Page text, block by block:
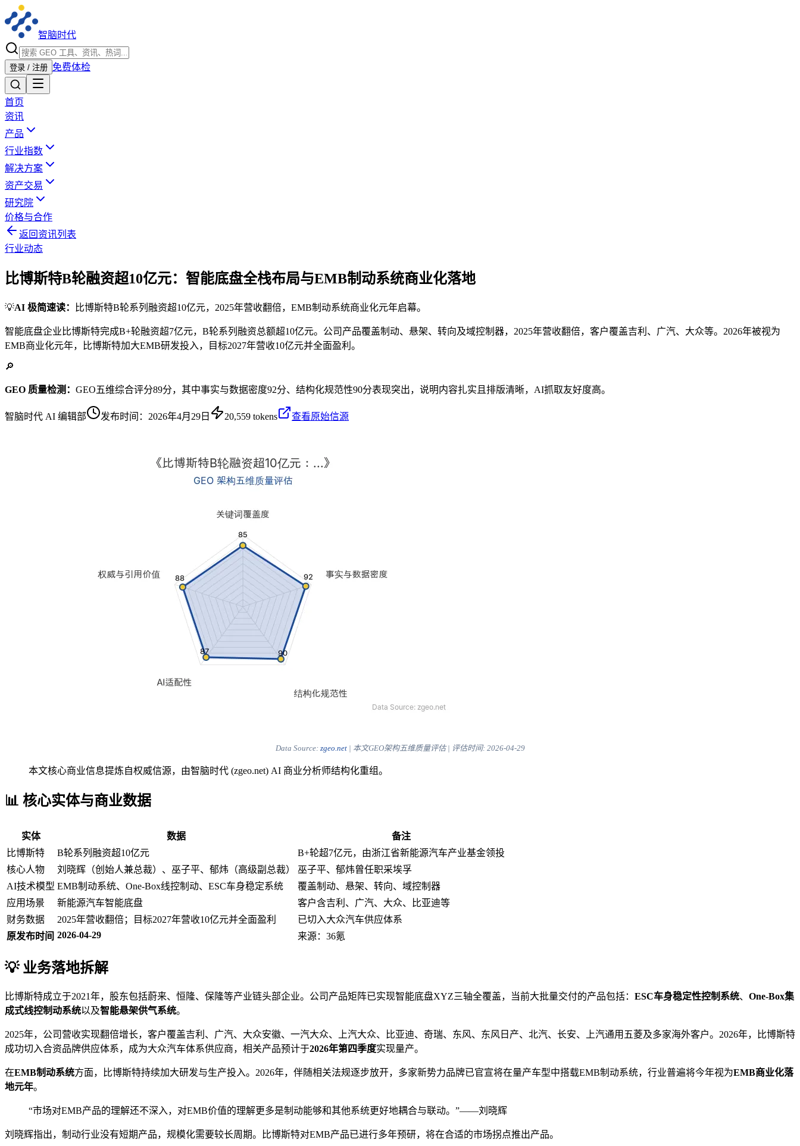
智脑时代
登录 / 注册 免费体检
首页
资讯
产品
行业指数
解决方案
资产交易
研究院
价格与合作
返回资讯列表
行业动态
比博斯特B轮融资超10亿元：智能底盘全栈布局与EMB制动系统商业化落地
💡AI 极简速读： 比博斯特B轮系列融资超10亿元，2025年营收翻倍，EMB制动系统商业化元年启幕。
智能底盘企业比博斯特完成B+轮融资超7亿元，B轮系列融资总额超10亿元。公司产品覆盖制动、悬架、转向及域控制器，2025年营收翻倍，客户覆盖吉利、广汽、大众等。2026年被视为
EMB商业化元年，比博斯特加大EMB研发投入，目标2027年营收10亿元并全面盈利。
🔎
GEO 质量检测： GEO五维综合评分89分，其中事实与数据密度92分、结构化规范性90分表现突出，说明内容扎实且排版清晰，AI抓取友好度高。
智脑时代 AI 编辑部 发布时间： 2026年4月29日 20,559 tokens 查看原始信源
Data Source: zgeo.net| 本文GEO架构五维质量评估 | 评估时间: 2026-04-29
本文核心商业信息提炼自权威信源，由智脑时代 (zgeo.net) AI 商业分析师结构化重组。
📊 核心实体与商业数据
实体 数据
备注
比博斯特
B轮系列融资超10亿元
B+轮超7亿元，由浙江省新能源汽车产业基金领投
核心人物
刘晓辉（创始人兼总裁）、巫子平、郁炜（高级副总裁）
巫子平、郁炜曾任职采埃孚
AI技术模型 EMB制动系统、One-Box线控制动、ESC车身稳定系统
覆盖制动、悬架、转向、域控制器
应用场景
新能源汽车智能底盘
客户含吉利、广汽、大众、比亚迪等
财务数据
2025年营收翻倍；目标2027年营收10亿元并全面盈利
已切入大众汽车供应体系
原发布时间 2026-04-29 来源：36氪
💡 业务落地拆解
比博斯特成立于2021年，股东包括蔚来、恒隆、保隆等产业链头部企业。公司产品矩阵已实现智能底盘XYZ三轴全覆盖，当前大批量交付的产品包括： ESC车身稳定性控制系统、 One-Box集
成式线控制动系统以及智能悬架供气系统。
2025年，公司营收实现翻倍增长，客户覆盖吉利、广汽、大众安徽、一汽大众、上汽大众、比亚迪、奇瑞、东风、东风日产、北汽、长安、上汽通用五菱及多家海外客户。2026年，比博斯特
成功切入合资品牌供应体系，成为大众汽车体系供应商，相关产品预计于2026年第四季度实现量产。
在EMB制动系统方面，比博斯特持续加大研发与生产投入。2026年，伴随相关法规逐步放开，多家新势力品牌已官宣将在量产车型中搭载EMB制动系统，行业普遍将今年视为EMB商业化落
地元年。
“市场对EMB产品的理解还不深入，对EMB价值的理解更多是制动能够和其他系统更好地耦合与联动。”——刘晓辉
刘晓辉指出，制动行业没有短期产品，规模化需要较长周期。比博斯特对EMB产品已进行多年预研，将在合适的市场拐点推出产品。